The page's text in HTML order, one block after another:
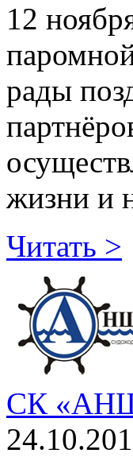
12
рады
жизни и
Читать >
СК